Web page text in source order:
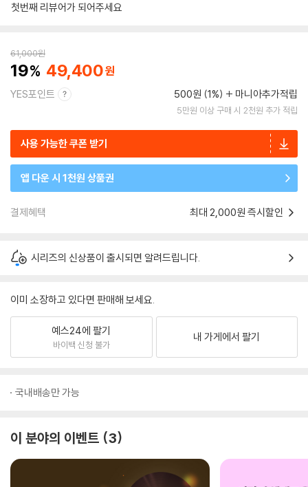
첫번째 리뷰어가 되어주세요
61,000원
19 49,400
YES포인트 500원 (1%) 마니아추가적립
5만원 이상 구매 시 2천원 추가 적립
사용 가능한 쿠폰 받기
앱 다운 시 1천원 상품권
결제혜택 최대 2,000원 즉시할인
시리즈의 신상품이 출시되면 알려드립니다.
이미 소장하고 있다면 판매해 보세요.
예스24에 팔기
바이백 신청 불가
내 가게에서 팔기
국내배송만 가능
이 분야의 이벤트 3